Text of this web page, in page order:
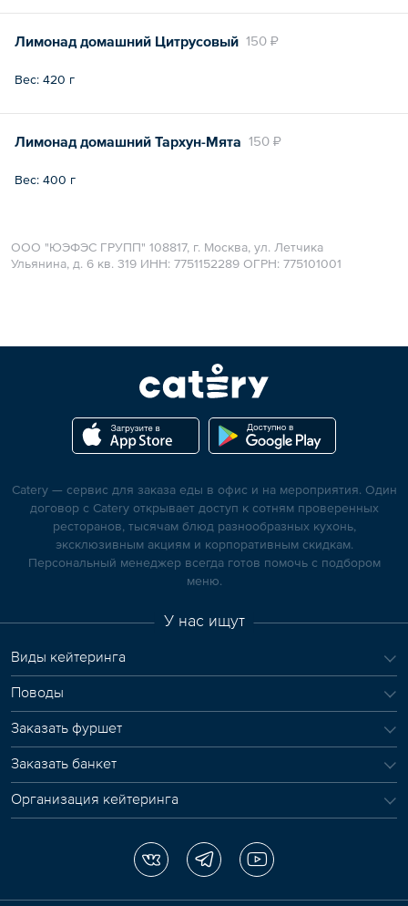
150 ₽
Лимонад домашний Цитрусовый
Вес: 420 г
150 ₽
Лимонад домашний Тархун-Мята
Вес: 400 г
ООО "ЮЭФЭС ГРУПП" 108817, г. Москва, ул. Летчика
Ульянина, д. 6 кв. 319 ИНН: ​7751152289 ОГРН: 775101001
Catery — сервис для заказа еды в офис и на мероприятия. Один
договор с Catery открывает доступ к сотням проверенных
ресторанов, тысячам блюд разнообразных кухонь,
эксклюзивным акциям и корпоративным скидкам.
Персональный менеджер всегда готов помочь с подбором
меню.
У нас ищут
Виды кейтеринга
Поводы
Заказать фуршет
Заказать банкет
Организация кейтеринга